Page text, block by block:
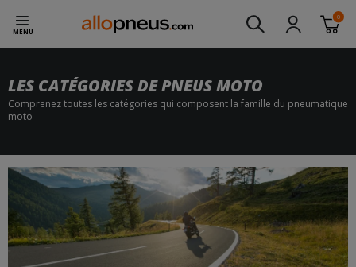
MENU
0
LES CATÉGORIES DE PNEUS MOTO
Comprenez toutes les catégories qui composent la famille du pneumatique
moto